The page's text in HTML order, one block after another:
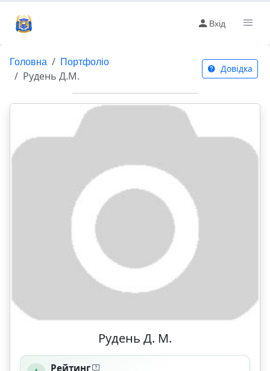
Вхід
Головна Портфоліо
Рудень Д.М.
Довідка
Рудень Д. М.
Рейтинг